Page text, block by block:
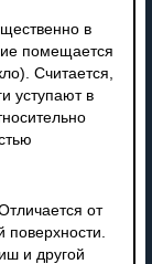
в
помещается
Считается,
уступают в
от
и другой